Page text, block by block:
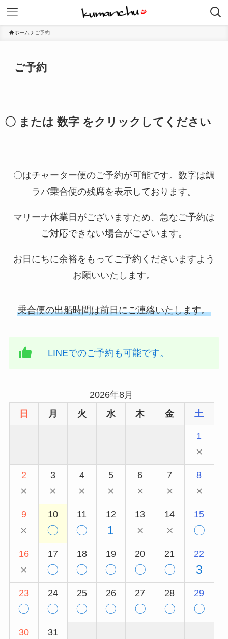
ホーム ご予約
ご予約
〇 または 数字 をクリックしてください
〇はチャーター便のご予約が可能です。数字は鯛
ラバ乗合便の残席を表示しております。
マリーナ休業日がございますため、急なご予約は
ご対応できない場合がございます。
お日にちに余裕をもってご予約くださいますよう
お願いいたします。
乗合便の出船時間は前日にご連絡いたします。
LINEでのご予約も可能です。
2026年8月
日
月 火 水 木 金 土
1
×
2
×
3
×
4
×
5
×
6
×
7
×
8
×
9
×
10
〇
11
〇
12
1
13
×
14
×
15
〇
16
×
17
〇
18
〇
19
〇
20
〇
21
〇
22
3
23
〇
24
〇
25
〇
26
〇
27
〇
28
〇
29
〇
30 31